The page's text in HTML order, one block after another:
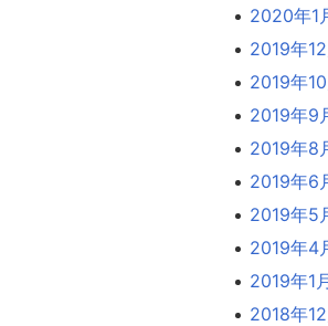
2020年1
2019年
2019年
2019年9
2019年8
2019年6
2019年5
2019年4
2019年1
2018年